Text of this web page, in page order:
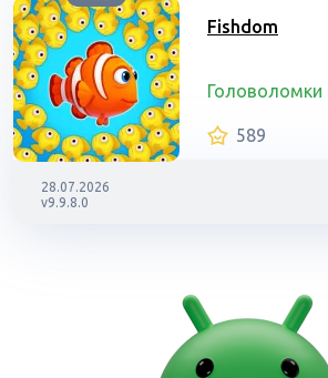
Fishdom
Головоломки
589
28.07.2026
v9.9.8.0